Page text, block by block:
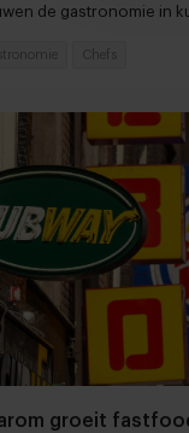
de gastronomie in
Chefs
groeit